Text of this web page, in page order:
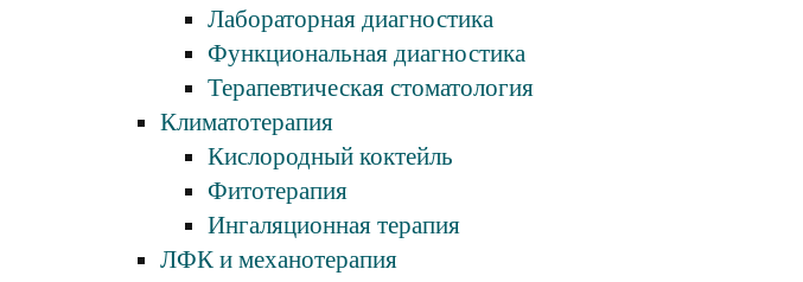
Лабораторная диагностика
Функциональная диагностика
Терапевтическая стоматология
Климатотерапия
Кислородный коктейль
Фитотерапия
Ингаляционная терапия
ЛФК и механотерапия